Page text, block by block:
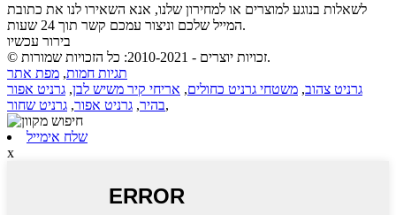
לשאלות בנוגע למוצרים או למחירון שלנו, אנא השאירו לנו את כתובת
המייל שלכם וניצור עמכם קשר תוך 24 שעות.
בירור עכשיו
© זכויות יוצרים - 2010-2021: כל הזכויות שמורות.
תגיות חמות, מפת אתר
גרניט צהוב, משטחי גרניט כחולים, אריחי קיר משיש לבן, גרניט אפור
בהיר, גרניט אפור, גרניט שחור ,
שלח אימייל
x